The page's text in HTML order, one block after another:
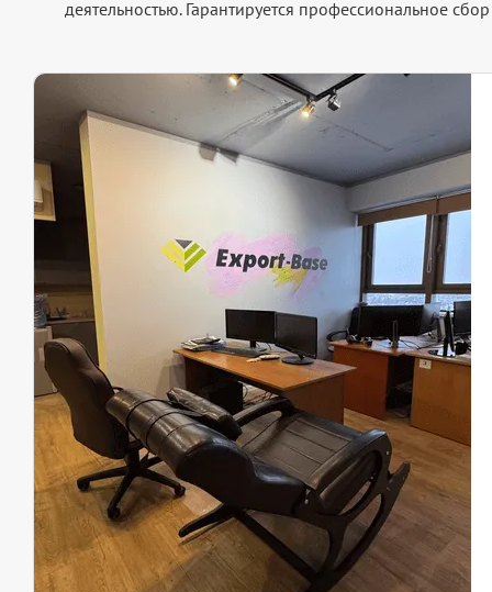
деятельностью. Гарантируется профессиональное